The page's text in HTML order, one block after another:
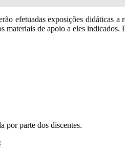
efetuadas exposições didáticas
materiais de apoio a eles
por parte dos discentes.